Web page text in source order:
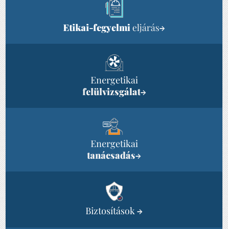
Etikai-fegyelmi eljárás→
Energetikai
felülvizsgálat→
Energetikai
tanácsadás→
Biztosítások→